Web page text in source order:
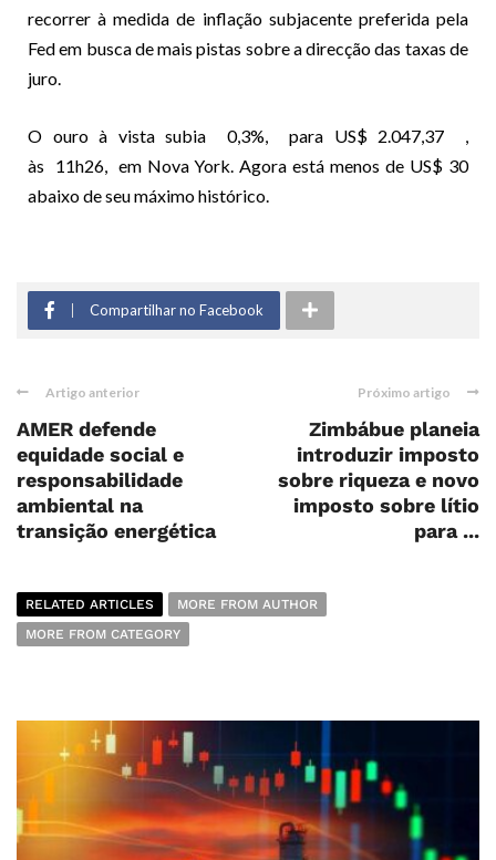
recorrer à medida de inflação subjacente preferida pela
Fed em busca de mais pistas sobre a direcção das taxas de
juro.
O ouro à vista subia 0,3%, para US$ 2.047,37 ,
às 11h26, em Nova York. Agora está menos de US$ 30
abaixo de seu máximo histórico.
Compartilhar no Facebook
Artigo anterior
AMER defende
equidade social e
responsabilidade
ambiental na
transição energética
Próximo artigo
Zimbábue planeia
introduzir imposto
sobre riqueza e novo
imposto sobre lítio
para ...
RELATED ARTICLES
MORE FROM AUTHOR
MORE FROM CATEGORY